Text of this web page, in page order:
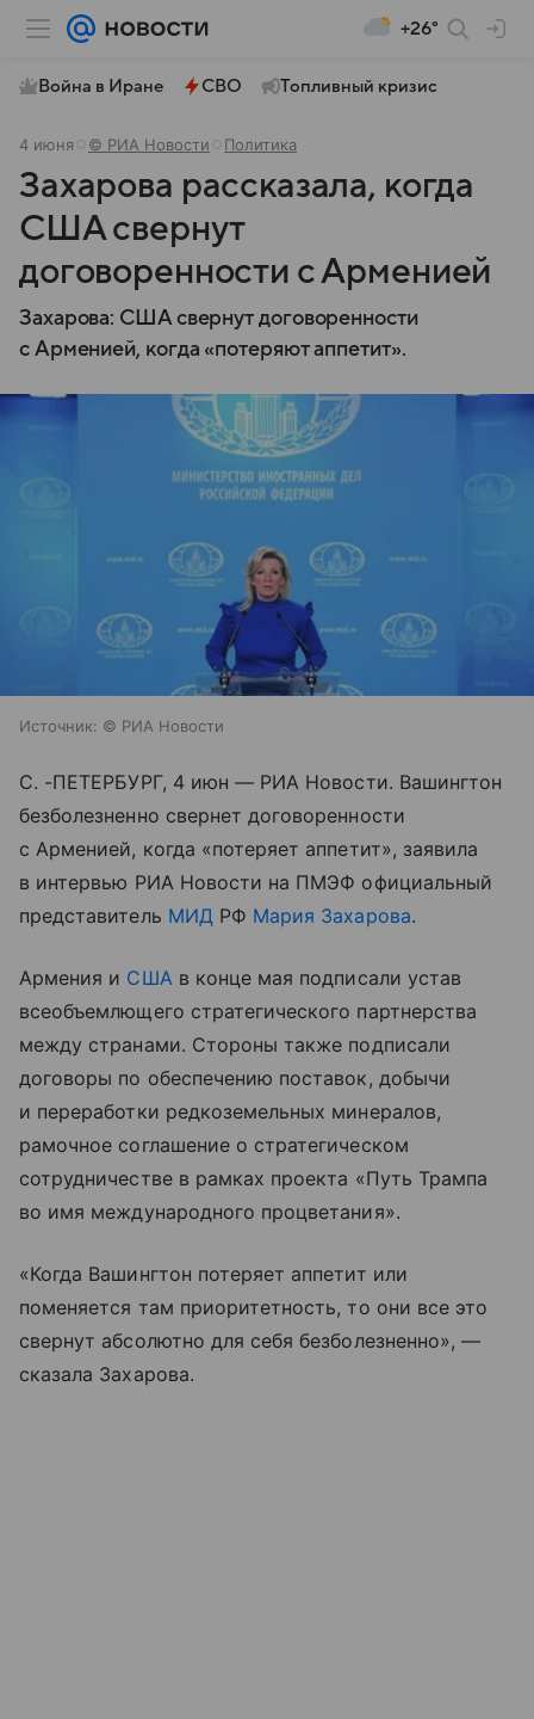
+26°
Война в Иране СВО Топливный кризис
4 июня © РИА Новости Политика
Захарова рассказала, когда
США свернут
договоренности с Арменией
Захарова: США свернут договоренности
с Арменией, когда «потеряют аппетит».
Источник: © РИА Новости
С. -ПЕТЕРБУРГ, 4 июн — РИА Новости. Вашингтон
безболезненно свернет договоренности
с Арменией, когда «потеряет аппетит», заявила
в интервью РИА Новости на ПМЭФ официальный
представитель МИД РФ Мария Захарова.
Армения и США в конце мая подписали устав
всеобъемлющего стратегического партнерства
между странами. Стороны также подписали
договоры по обеспечению поставок, добычи
и переработки редкоземельных минералов,
рамочное соглашение о стратегическом
сотрудничестве в рамках проекта «Путь Трампа
во имя международного процветания».
«Когда Вашингтон потеряет аппетит или
поменяется там приоритетность, то они все это
свернут абсолютно для себя безболезненно», —
сказала Захарова.